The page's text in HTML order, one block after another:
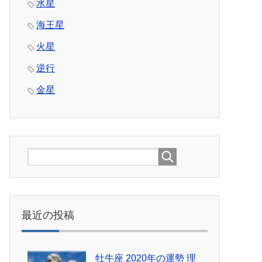
水星
海王星
火星
逆行
金星
最近の投稿
牡牛座 2020年の運勢 理